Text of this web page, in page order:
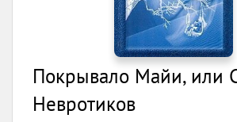
Покрывало Майи, или
Невротиков